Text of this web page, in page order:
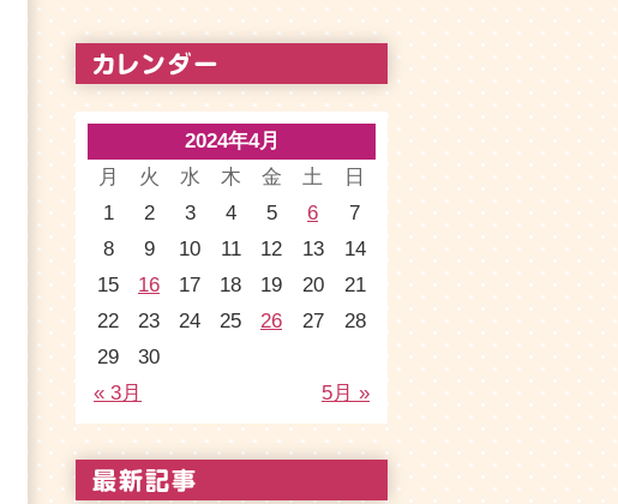
2024年4月
月
火 水 木 金 土 日
« 3月 5月 »
1 2 3 4 5 6
7
8
9 10 11 12 13
14
15
16 17 18 19 20
21
22
23 24 25 26 27
28
29
30